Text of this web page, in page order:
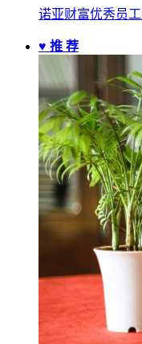
诺亚财富优秀员
♥ 推 荐